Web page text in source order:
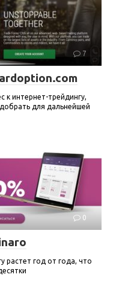
7
к интернет-трейдингу,
для дальнейшей
0
растет год от года, что